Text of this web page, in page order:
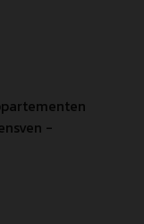
-